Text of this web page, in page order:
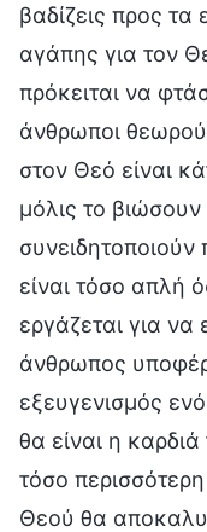
βαδίζεις προς
αγάπης για τον
πρόκειται να
άνθρωποι
στον Θεό είναι
μόλις το
είναι τόσο απλή
εργάζεται για να
άνθρωπος
εξευγενισμός
θα είναι η
τόσο
Θεού θα